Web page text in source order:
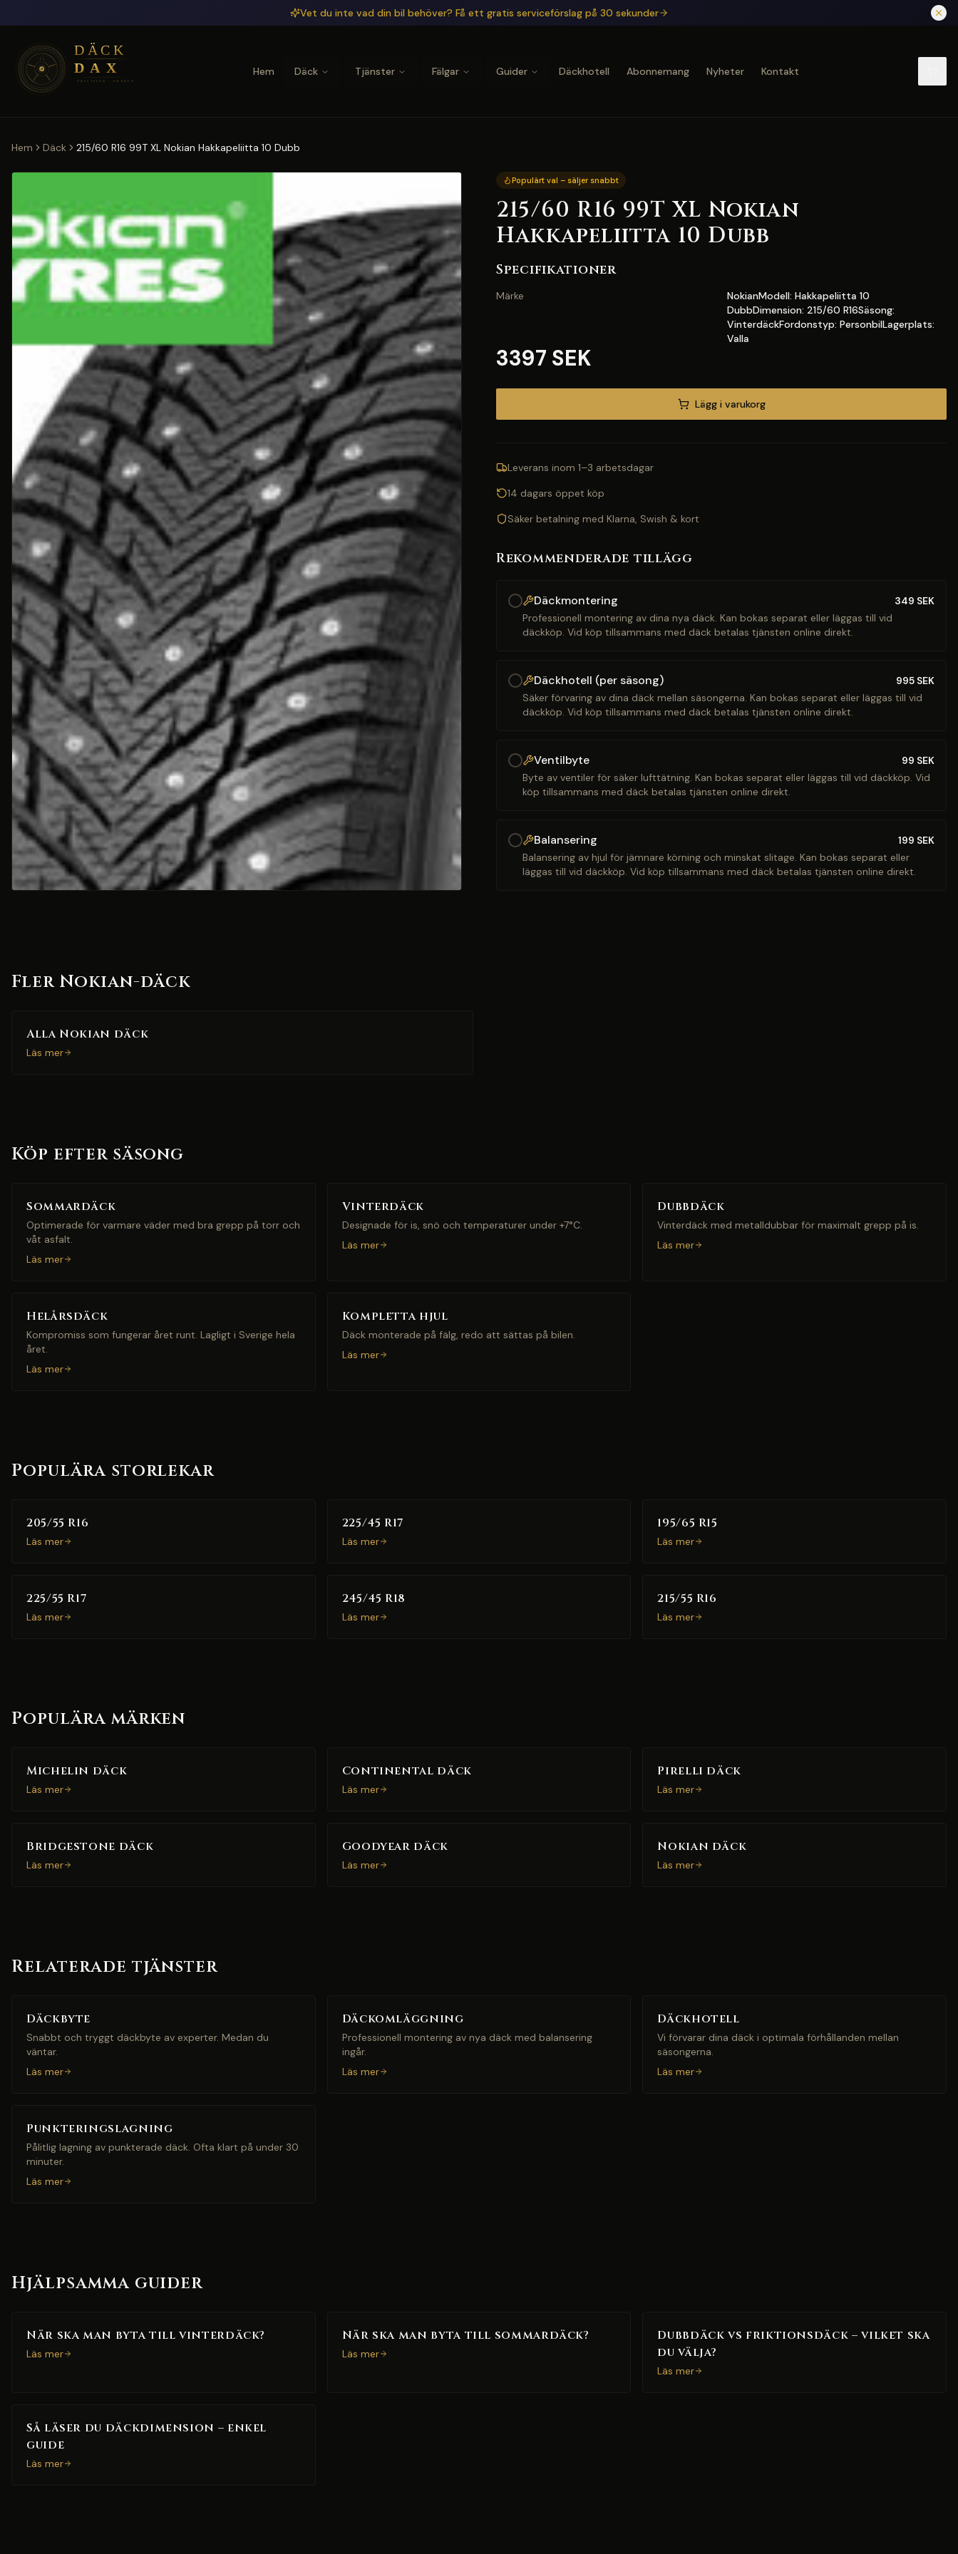
Vet du inte vad din bil behöver? Få ett gratis serviceförslag på 30 sekunder
Hem Däck Tjänster Fälgar Guider Däckhotell Abonnemang Nyheter Kontakt
Hem Däck 215/60 R16 99T XL Nokian Hakkapeliitta 10 Dubb
Populärt val – säljer snabbt
215/60 R16 99T XL Nokian
Hakkapeliitta 10 Dubb
Specifikationer
Märke
NokianModell: Hakkapeliitta 10
DubbDimension: 215/60 R16Säsong:
VinterdäckFordonstyp: PersonbilLagerplats:
Valla
3397 SEK
Lägg i varukorg
Leverans inom 1–3 arbetsdagar
14 dagars öppet köp
Säker betalning med Klarna, Swish & kort
Rekommenderade tillägg
Däckmontering 349 SEK
Professionell montering av dina nya däck. Kan bokas separat eller läggas till vid
däckköp. Vid köp tillsammans med däck betalas tjänsten online direkt.
Däckhotell (per säsong) 995 SEK
Säker förvaring av dina däck mellan säsongerna. Kan bokas separat eller läggas till vid
däckköp. Vid köp tillsammans med däck betalas tjänsten online direkt.
Ventilbyte 99 SEK
Byte av ventiler för säker lufttätning. Kan bokas separat eller läggas till vid däckköp. Vid
köp tillsammans med däck betalas tjänsten online direkt.
Balansering 199 SEK
Balansering av hjul för jämnare körning och minskat slitage. Kan bokas separat eller
läggas till vid däckköp. Vid köp tillsammans med däck betalas tjänsten online direkt.
Fler Nokian-däck
Alla Nokian däck
Läs mer
Köp efter säsong
Sommardäck
Optimerade för varmare väder med bra grepp på torr och
våt asfalt.
Läs mer
Vinterdäck
Designade för is, snö och temperaturer under +7°C.
Läs mer
Dubbdäck
Vinterdäck med metalldubbar för maximalt grepp på is.
Läs mer
Helårsdäck
Kompromiss som fungerar året runt. Lagligt i Sverige hela
året.
Läs mer
Kompletta hjul
Däck monterade på fälg, redo att sättas på bilen.
Läs mer
Populära storlekar
205/55 R16
Läs mer
225/45 R17
Läs mer
195/65 R15
Läs mer
225/55 R17
Läs mer
245/45 R18
Läs mer
215/55 R16
Läs mer
Populära märken
Michelin däck
Läs mer
Continental däck
Läs mer
Pirelli däck
Läs mer
Bridgestone däck
Läs mer
Goodyear däck
Läs mer
Nokian däck
Läs mer
Relaterade tjänster
Däckbyte
Snabbt och tryggt däckbyte av experter. Medan du
väntar.
Läs mer
Däckomläggning
Professionell montering av nya däck med balansering
ingår.
Läs mer
Däckhotell
Vi förvarar dina däck i optimala förhållanden mellan
säsongerna.
Läs mer
Punkteringslagning
Pålitlig lagning av punkterade däck. Ofta klart på under 30
minuter.
Läs mer
Hjälpsamma guider
När ska man byta till vinterdäck?
Läs mer
När ska man byta till sommardäck?
Läs mer
Dubbdäck vs friktionsdäck – vilket ska
du välja?
Läs mer
Så läser du däckdimension – enkel
guide
Läs mer